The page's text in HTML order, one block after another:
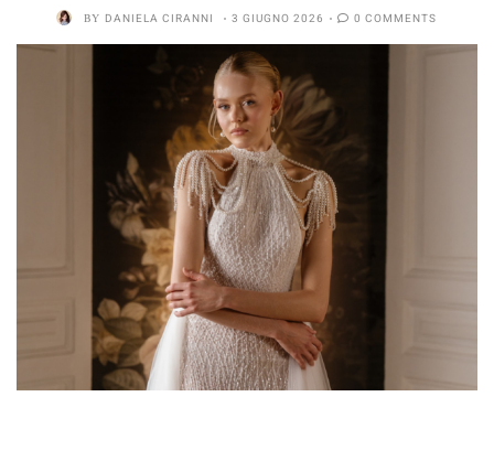
BY DANIELA CIRANNI 3 GIUGNO 2026 0 COMMENTS